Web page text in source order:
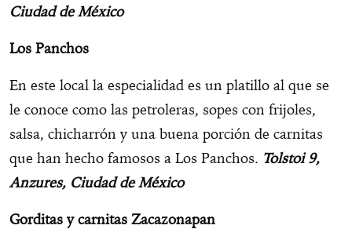
Ciudad de México
Los Panchos
En este local la especialidad es un platillo al que se
le conoce como las petroleras, sopes con frijoles,
salsa, chicharrón y una buena porción de carnitas
que han hecho famosos a Los Panchos. Tolstoi 9,
Anzures, Ciudad de México
Gorditas y carnitas Zacazonapan